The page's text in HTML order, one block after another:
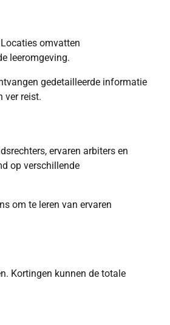
omvatten
leeromgeving.
gedetailleerde informatie
ver reist.
ervaren arbiters en
op verschillende
om te leren van ervaren
Kortingen kunnen de totale